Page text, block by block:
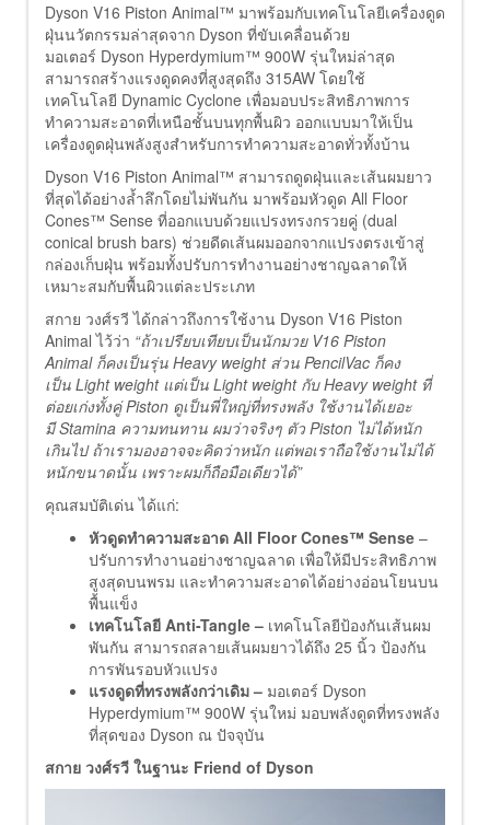
Dyson V16 Piston Animal™ มาพร้อมกับเทคโนโลยีเครื่องดูด
ฝุ่นนวัตกรรมล่าสุดจาก Dyson ที่ขับเคลื่อนด้วย
มอเตอร์ Dyson Hyperdymium™ 900W รุ่นใหม่ล่าสุด
สามารถสร้างแรงดูดคงที่สูงสุดถึง 315AW โดยใช้
เทคโนโลยี Dynamic Cyclone เพื่อมอบประสิทธิภาพการ
ทำความสะอาดที่เหนือชั้นบนทุกพื้นผิว ออกแบบมาให้เป็น
เครื่องดูดฝุ่นพลังสูงสำหรับการทำความสะอาดทั่วทั้งบ้าน
Dyson V16 Piston Animal™ สามารถดูดฝุ่นและเส้นผมยาว
ที่สุดได้อย่างล้ำลึกโดยไม่พันกัน มาพร้อมหัวดูด All Floor
Cones™ Sense ที่ออกแบบด้วยแปรงทรงกรวยคู่ (dual
conical brush bars) ช่วยดีดเส้นผมออกจากแปรงตรงเข้าสู่
กล่องเก็บฝุ่น พร้อมทั้งปรับการทำงานอย่างชาญฉลาดให้
เหมาะสมกับพื้นผิวแต่ละประเภท
สกาย วงศ์รวี ได้กล่าวถึงการใช้งาน Dyson V16 Piston
Animal ไว้ว่า “ถ้าเปรียบเทียบเป็นนักมวย V16 Piston
Animal ก็คงเป็นรุ่น Heavy weight ส่วน PencilVac ก็คง
เป็น Light weight แต่เป็น Light weight กับ Heavy weight ที่
ต่อยเก่งทั้งคู่ Piston ดูเป็นพี่ใหญ่ที่ทรงพลัง ใช้งานได้เยอะ
มี Stamina ความทนทาน ผมว่าจริงๆ ตัว Piston ไม่ได้หนัก
เกินไป ถ้าเรามองอาจจะคิดว่าหนัก แต่พอเราถือใช้งานไม่ได้
หนักขนาดนั้น เพราะผมก็ถือมือเดียวได้”
คุณสมบัติเด่น ได้แก่:
หัวดูดทำความสะอาด All Floor Cones™ Sense –
ปรับการทำงานอย่างชาญฉลาด เพื่อให้มีประสิทธิภาพ
สูงสุดบนพรม และทำความสะอาดได้อย่างอ่อนโยนบน
พื้นแข็ง
เทคโนโลยี Anti-Tangle – เทคโนโลยีป้องกันเส้นผม
พันกัน สามารถสลายเส้นผมยาวได้ถึง 25 นิ้ว ป้องกัน
การพันรอบหัวแปรง
แรงดูดที่ทรงพลังกว่าเดิม – มอเตอร์ Dyson
Hyperdymium™ 900W รุ่นใหม่ มอบพลังดูดที่ทรงพลัง
ที่สุดของ Dyson ณ ปัจจุบัน
สกาย วงศ์รวี ในฐานะ Friend of Dyson